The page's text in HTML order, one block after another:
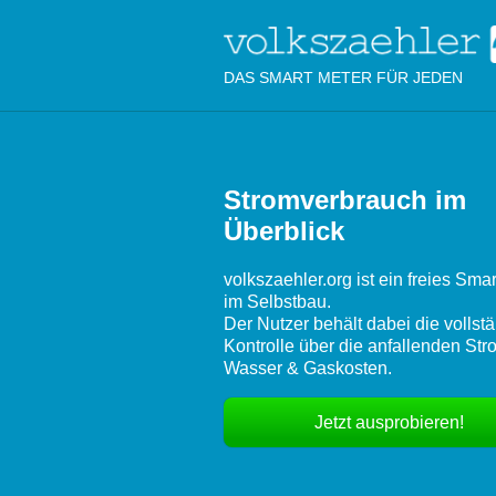
DAS SMART METER FÜR JEDEN
Stromverbrauch im
Überblick
volkszaehler.org ist ein freies
im Selbstbau.
Der Nutzer behält dabei die
Kontrolle über die anfallenden
Wasser & Gaskosten.
Jetzt ausprobieren!